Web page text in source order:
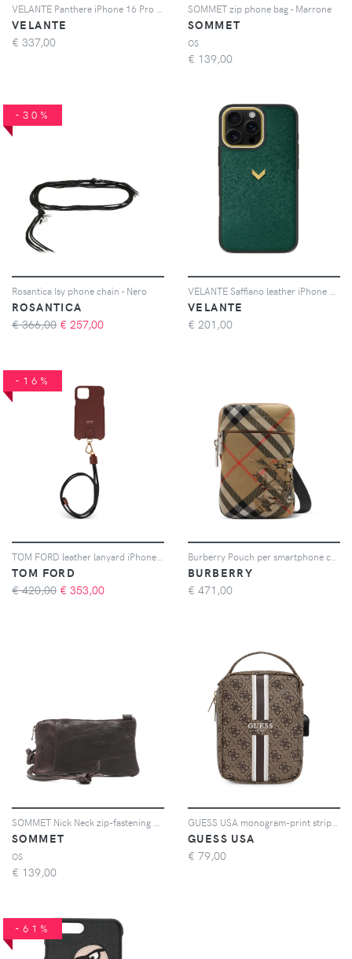
VELANTE
€ 337,00
SOMMET zip phone bag - Marrone
SOMMET
OS
€ 139,00
-30%
Rosantica Isy phone chain - Nero
ROSANTICA
€ 366,00 € 257,00
VELANTE
€ 201,00
-16%
TOM FORD
€ 420,00 € 353,00
BURBERRY
€ 471,00
SOMMET
OS
€ 139,00
GUESS USA
€ 79,00
-61%